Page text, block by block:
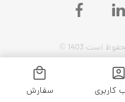
است 1403 ©
کاربری سفارش